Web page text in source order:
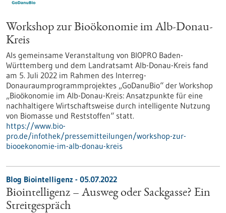
Workshop zur Bioökonomie im Alb-Donau-
Kreis
Als gemeinsame Veranstaltung von BIOPRO Baden-
Württemberg und dem Landratsamt Alb-Donau-Kreis fand
am 5. Juli 2022 im Rahmen des Interreg-
Donauraumprogrammprojektes „GoDanuBio“ der Workshop
„Bioökonomie im Alb-Donau-Kreis: Ansatzpunkte für eine
nachhaltigere Wirtschaftsweise durch intelligente Nutzung
von Biomasse und Reststoffen“ statt.
https://www.bio-
pro.de/infothek/pressemitteilungen/workshop-zur-
biooekonomie-im-alb-donau-kreis
Blog Biointelligenz - 05.07.2022
Biointelligenz – Ausweg oder Sackgasse? Ein
Streitgespräch